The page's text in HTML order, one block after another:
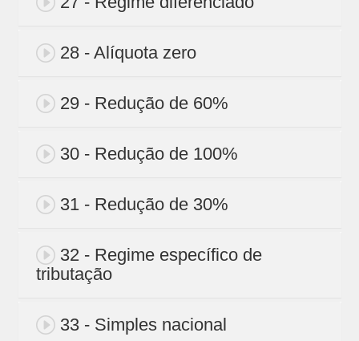
28 - Alíquota zero
29 - Redução de 60%
30 - Redução de 100%
31 - Redução de 30%
32 - Regime específico de
tributação
33 - Simples nacional